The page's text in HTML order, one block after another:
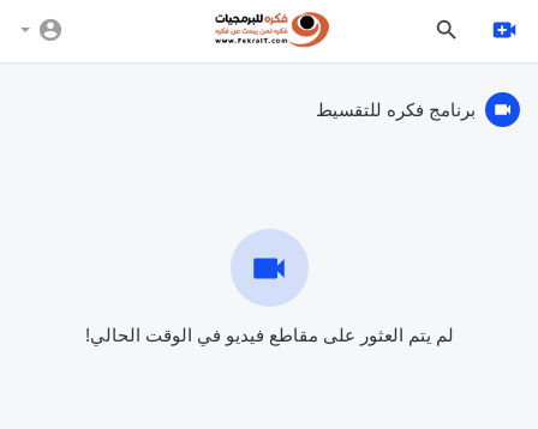
برنامج فكره للتقسيط
لم يتم العثور على مقاطع فيديو في الوقت الحالي!